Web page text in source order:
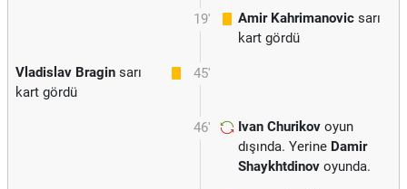
19' Amir Kahrimanovic sarı
kart gördü
45'
Vladislav Bragin sarı
kart gördü
46' Ivan Churikov oyun
dışında. Yerine Damir
Shaykhtdinov oyunda.